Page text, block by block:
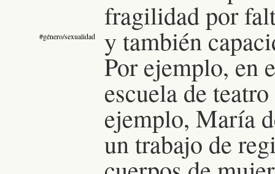
fragilidad por
y también
#género/sexualidad
Por ejemplo, en
escuela de
ejemplo, María
un trabajo de